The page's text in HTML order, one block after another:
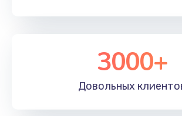
3000+
Довольных